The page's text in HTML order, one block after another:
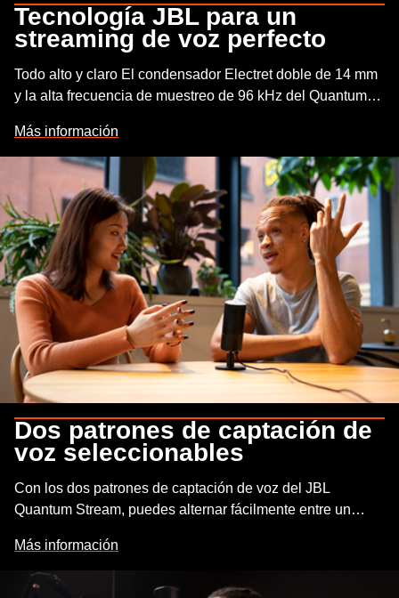
Tecnología JBL para un
streaming de voz perfecto
Todo alto y claro El condensador Electret doble de 14 mm
y la alta frecuencia de muestreo de 96 kHz del Quantum
voz perfecto.
Más información
Dos patrones de captación de
voz seleccionables
Con los dos patrones de captación de voz del JBL
Quantum Stream, puedes alternar fácilmente entre un
transmita de forma alta y clara, y un micrófono
omnidireccional, para capturar más de una voz o incluso
una interpretación en directo.
Más información